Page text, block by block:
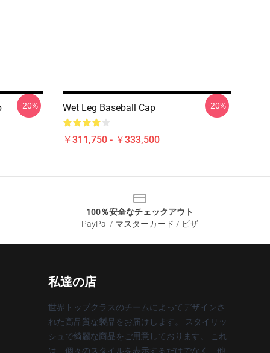
-20% Wet Leg Baseball Cap
￥311,750 - ￥333,500
-20%
100％安全なチェックアウト
PayPal / マスターカード / ビザ
私達の店
世界トップクラスのチームによってデザインさ
れた高品質な製品をお届けします。 スタイリッ
シュで綺麗な商品をご用意しております。 これ
は、個々のスタイルを表示するだけでなく、他